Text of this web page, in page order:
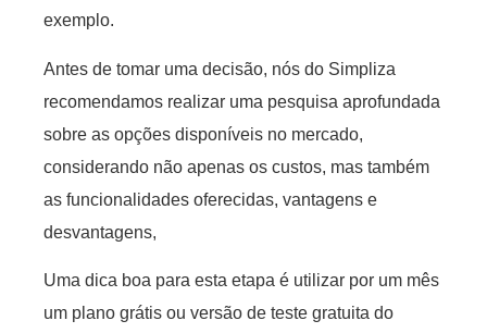
exemplo.
Antes de tomar uma decisão, nós do Simpliza
recomendamos realizar uma pesquisa aprofundada
sobre as opções disponíveis no mercado,
considerando não apenas os custos, mas também
as funcionalidades oferecidas, vantagens e
desvantagens,
Uma dica boa para esta etapa é utilizar por um mês
um plano grátis ou versão de teste gratuita do